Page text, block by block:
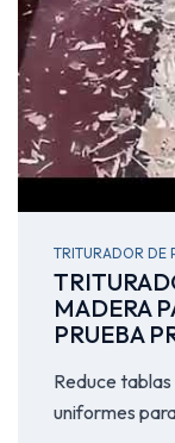
TRITURADOR DE
MADERA
PRUEBA
Reduce
uniformes